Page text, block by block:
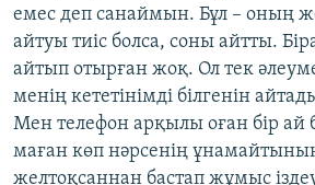
емес деп санаймын. Бұл – оның
айтуы тиіс болса, соны айтты.
айтып отырған жоқ. Ол тек
менің кететінімді білгенін
Мен телефон арқылы оған бір ай
маған көп нәрсенің
желтоқсаннан бастап жұмыс